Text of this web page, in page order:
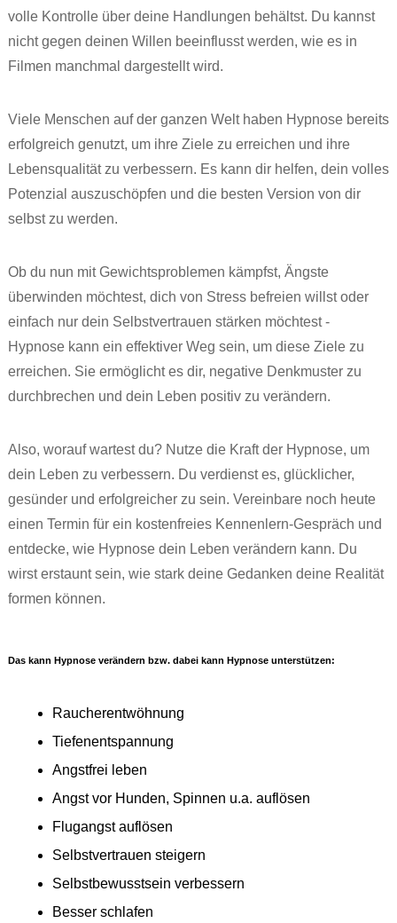
volle Kontrolle über deine Handlungen behältst. Du kannst
nicht gegen deinen Willen beeinflusst werden, wie es in
Filmen manchmal dargestellt wird.
Viele Menschen auf der ganzen Welt haben Hypnose bereits
erfolgreich genutzt, um ihre Ziele zu erreichen und ihre
Lebensqualität zu verbessern. Es kann dir helfen, dein volles
Potenzial auszuschöpfen und die besten Version von dir
selbst zu werden.
Ob du nun mit Gewichtsproblemen kämpfst, Ängste
überwinden möchtest, dich von Stress befreien willst oder
einfach nur dein Selbstvertrauen stärken möchtest -
Hypnose kann ein effektiver Weg sein, um diese Ziele zu
erreichen. Sie ermöglicht es dir, negative Denkmuster zu
durchbrechen und dein Leben positiv zu verändern.
Also, worauf wartest du? Nutze die Kraft der Hypnose, um
dein Leben zu verbessern. Du verdienst es, glücklicher,
gesünder und erfolgreicher zu sein. Vereinbare noch heute
einen Termin für ein kostenfreies Kennenlern-Gespräch und
entdecke, wie Hypnose dein Leben verändern kann. Du
wirst erstaunt sein, wie stark deine Gedanken deine Realität
formen können.
Das kann Hypnose verändern bzw. dabei kann Hypnose unterstützen:
Raucherentwöhnung
Tiefenentspannung
Angstfrei leben
Angst vor Hunden, Spinnen u.a. auflösen
Flugangst auflösen
Selbstvertrauen steigern
Selbstbewusstsein verbessern
Besser schlafen